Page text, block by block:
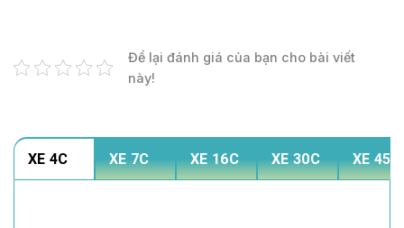
Để lại đánh giá của bạn cho bài viết
này!
XE 4C XE 7C XE 16C XE 30C XE 45C